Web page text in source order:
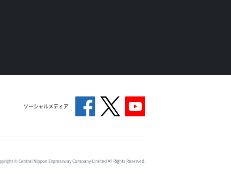
ソーシャルメディア
© Central Nippon Expressway Company Limited All Rights Reserved.